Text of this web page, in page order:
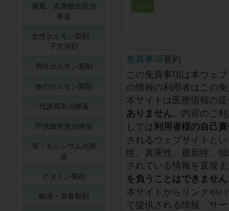
免責事項要約
この免責事項は本ウェ
の情報の利用者はこの
本サイトは医療情報の
ありません。内容のご
しては利用者様の自己
されるウェブサイトと
性、真実性、最新性、
されている情報を直接
を負うことはできません
本サイトからリンクや
で提供される情報、サ
痛風・高尿酸血症治
療薬
女性ホルモン製剤・
子宮用剤
男性ホルモン製剤
他のホルモン製剤
代謝異常治療薬
甲状腺疾患治療薬
骨・カルシウム代謝
薬
ビタミン製剤
輸液・栄養製剤